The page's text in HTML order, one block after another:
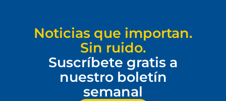
Noticias que importan.
Sin ruido.
Suscríbete gratis a
nuestro boletín
semanal